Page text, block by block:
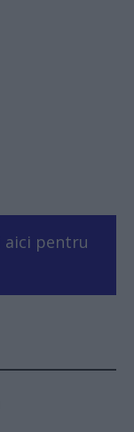
aici pentru